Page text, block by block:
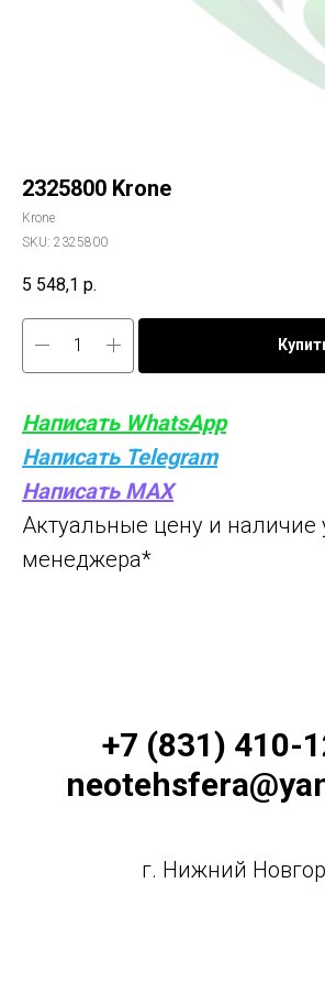
2325800 Krone
Krone
SKU: 2325800
5 548,1 р.
Написать WhatsApp
Написать Telegram
Написать MAX
Актуальные цену и наличие
менеджера*
+7 (831) 410-
г. Нижний